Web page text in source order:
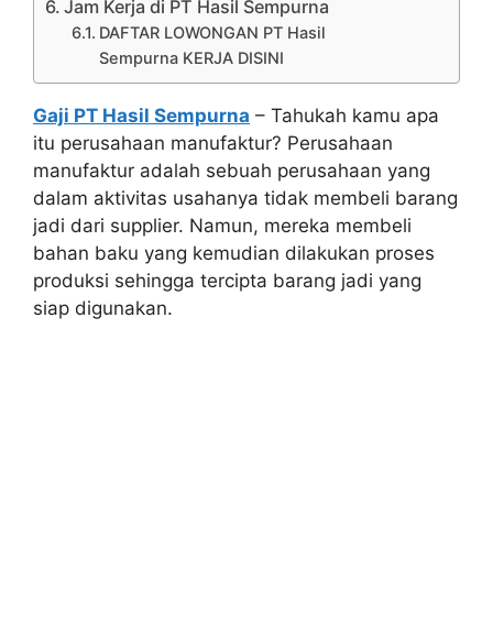
Jam Kerja di PT Hasil Sempurna
DAFTAR LOWONGAN PT Hasil
Sempurna KERJA DISINI
Gaji PT Hasil Sempurna – Tahukah kamu apa
itu perusahaan manufaktur? Perusahaan
manufaktur adalah sebuah perusahaan yang
dalam aktivitas usahanya tidak membeli barang
jadi dari supplier. Namun, mereka membeli
bahan baku yang kemudian dilakukan proses
produksi sehingga tercipta barang jadi yang
siap digunakan.